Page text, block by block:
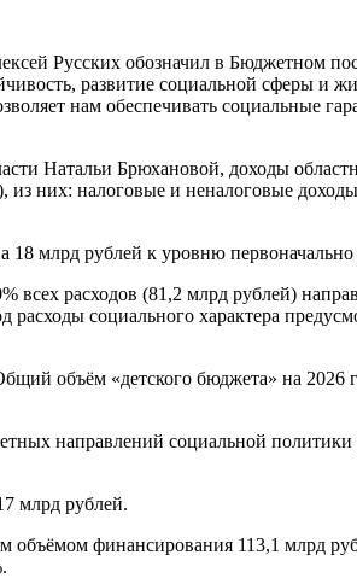
Русских обозначил в Бюджетном
развитие социальной сферы
нам обеспечивать социальные
Натальи Брюхановой, доходы
них: налоговые и неналоговые
млрд рублей к уровню
расходов (81,2 млрд рублей)
социального характера
объём «детского бюджета» на
направлений социальной
млрд рублей.
объёмом финансирования 113,1 млрд